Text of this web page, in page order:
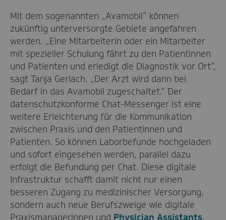
Mit dem sogenannten „Avamobil“ können
zukünftig unterversorgte Gebiete angefahren
werden. „Eine Mitarbeiterin oder ein Mitarbeiter
mit spezieller Schulung fährt zu den Patientinnen
und Patienten und erledigt die Diagnostik vor Ort“,
sagt Tanja Gerlach. „Der Arzt wird dann bei
Bedarf in das Avamobil zugeschaltet.“ Der
datenschutzkonforme Chat-Messenger ist eine
weitere Erleichterung für die Kommunikation
zwischen Praxis und den Patientinnen und
Patienten. So können Laborbefunde hochgeladen
und sofort eingesehen werden, parallel dazu
erfolgt die Befundung per Chat. Diese digitale
Infrastruktur schafft damit nicht nur einen
besseren Zugang zu medizinischer Versorgung,
sondern auch neue Berufszweige wie digitale
Praxismanagerinnen und Physician Assistants.